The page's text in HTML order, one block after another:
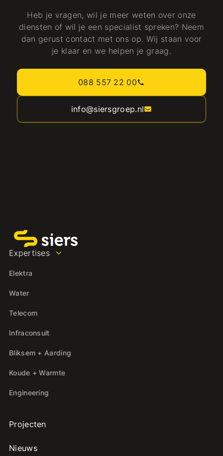
Heb je vragen, wil je meer weten over onze
diensten of wil je een specialist spreken? Neem
dan gerust contact met ons op. Wij staan voor
je klaar en we helpen je graag.
088 557 22 00
info@siersgroep.nl
Expertises
Elektra
Water
Telecom
Infraconsult
Bliksem + Aarding
Koude + Warmte
Engineering
Projecten
Nieuws